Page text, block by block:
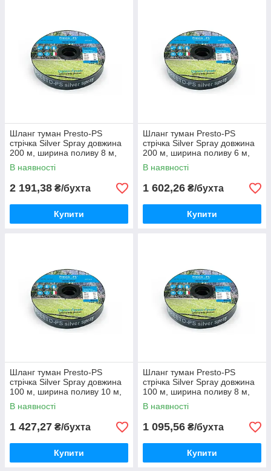
Шланг туман Presto-PS
стрічка Silver Spray довжина
200 м, ширина поливу 8 м,
діаметр 40 мм (603008-5)
В наявності
2 191,38 ₴/бухта
Купити
Шланг туман Presto-PS
стрічка Silver Spray довжина
200 м, ширина поливу 6 м,
діаметр 32 мм (502008-7)
В наявності
1 602,26 ₴/бухта
Купити
Шланг туман Presto-PS
стрічка Silver Spray довжина
100 м, ширина поливу 10 м,
діаметр 45 мм (703508-7)
В наявності
1 427,27 ₴/бухта
Купити
Шланг туман Presto-PS
стрічка Silver Spray довжина
100 м, ширина поливу 8 м,
діаметр 40 мм (601008-5)
В наявності
1 095,56 ₴/бухта
Купити